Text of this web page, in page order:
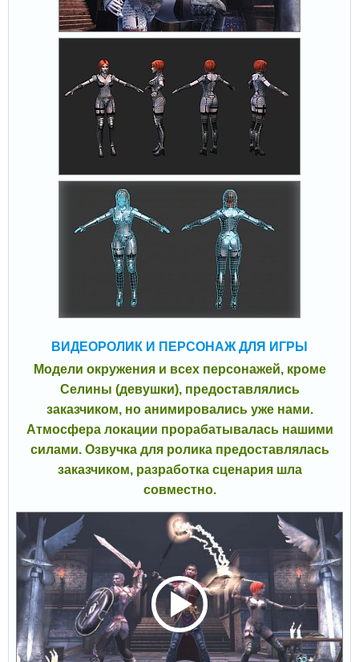
ВИДЕОРОЛИК И ПЕРСОНАЖ ДЛЯ ИГРЫ
Модели окружения и всех персонажей, кроме
Селины (девушки), предоставлялись
заказчиком, но анимировались уже нами.
Атмосфера локации прорабатывалась нашими
силами. Озвучка для ролика предоставлялась
заказчиком, разработка сценария шла
совместно.